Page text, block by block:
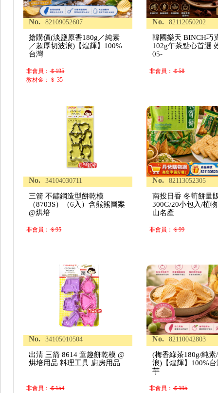
No. 82109052607
搶購價(淡鹽原香180g／純素
／超厚切波浪)【煌輝】100%
台灣
非會員：＄195
教材金：＄ 35
No. 82112050202
韓國樂天 BINCH巧
102g午茶點心首選
05-
非會員：＄58
No. 34104030711
三箭 不鏽鋼造型餅乾模
（8703S）（6入）含熊熊圖案
@烘培
非會員：＄95
No. 82113052305
南投日香 冬筍餅量
300G/20小包入/植
山名產
非會員：＄99
No. 34105010504
出清 三箭 8614 童趣餅乾模 @
烘培用品 料理工具 廚房用品
非會員：＄154
No. 82110042803
(梅香綠茶180g/純素
浪)【煌輝】100%
芋
非會員：＄195